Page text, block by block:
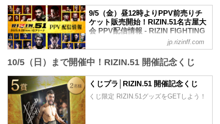
ました。
11:30開場（予定）／13:00開始（予定）
↓
11:00開場（予定）／13:00開始（予定）
- YouTube
youtu.be
2025年9月28日（日）11:00開場／13:00開
始
※オープニングファイトは11...
RIZIN MMAルール：5分 3R（71.0kg）
ホベルト・サトシ・ソウザ vs. 堀江圭功
第13試合／フェザー級タイトルマッチ ラ
ジャブアリ・シェイドゥラエフ vs. ビク
ター・コレスニック
フェザー級タイトルマッチ
RIZIN MMAルール：5分3R（66.0kg）
ラジャブアリ・シェイドゥラエフ vs. ビ
クター・コレスニック
第12試合／RIZIN WORLD GP...
9/5（金）昼12時よりPPV前売りチ
ケット販売開始！RIZIN.51名古屋大
会 PPV配信情報 - RIZIN FIGHTING
FEDERATION オフィシャルサイト
が、9月5日（金）12時よりRIZIN 100
にて販売がスタートしたぞ！
お得なPPV前売りチケットは、大会前日
の9月27日（土）23:59まで販売！
jp.rizinff.com
10/5（日）まで開催中！RIZIN.51 開催記念くじ
くじプラ│RIZIN.51 開催記念くじ
くじ限定 RIZIN.51グッズをGETしよう！